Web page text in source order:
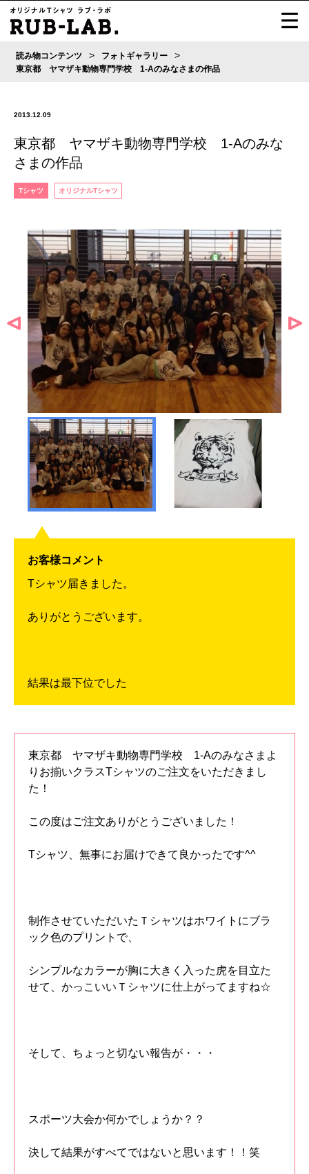
読み物コンテンツ > フォトギャラリー >
東京都 ヤマザキ動物専門学校 1-Aのみなさまの作品
2013.12.09
東京都 ヤマザキ動物専門学校 1-Aのみな
さまの作品
Tシャツ オリジナルTシャツ
お客様コメント
Tシャツ届きました。
ありがとうございます。
結果は最下位でした
東京都 ヤマザキ動物専門学校 1-Aのみなさまよ
りお揃いクラスTシャツのご注文をいただきまし
た！
この度はご注文ありがとうございました！
Tシャツ、無事にお届けできて良かったです^^
制作させていただいたＴシャツはホワイトにブラ
ック色のプリントで、
シンプルなカラーが胸に大きく入った虎を目立た
せて、かっこいいＴシャツに仕上がってますね☆
そして、ちょっと切ない報告が・・・
スポーツ大会か何かでしょうか？？
決して結果がすべてではないと思います！！笑